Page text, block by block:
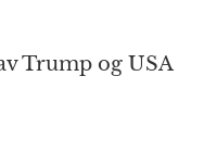
Trump og USA